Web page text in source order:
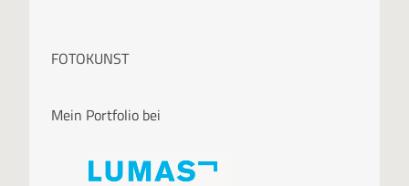
FOTOKUNST
Mein Portfolio bei